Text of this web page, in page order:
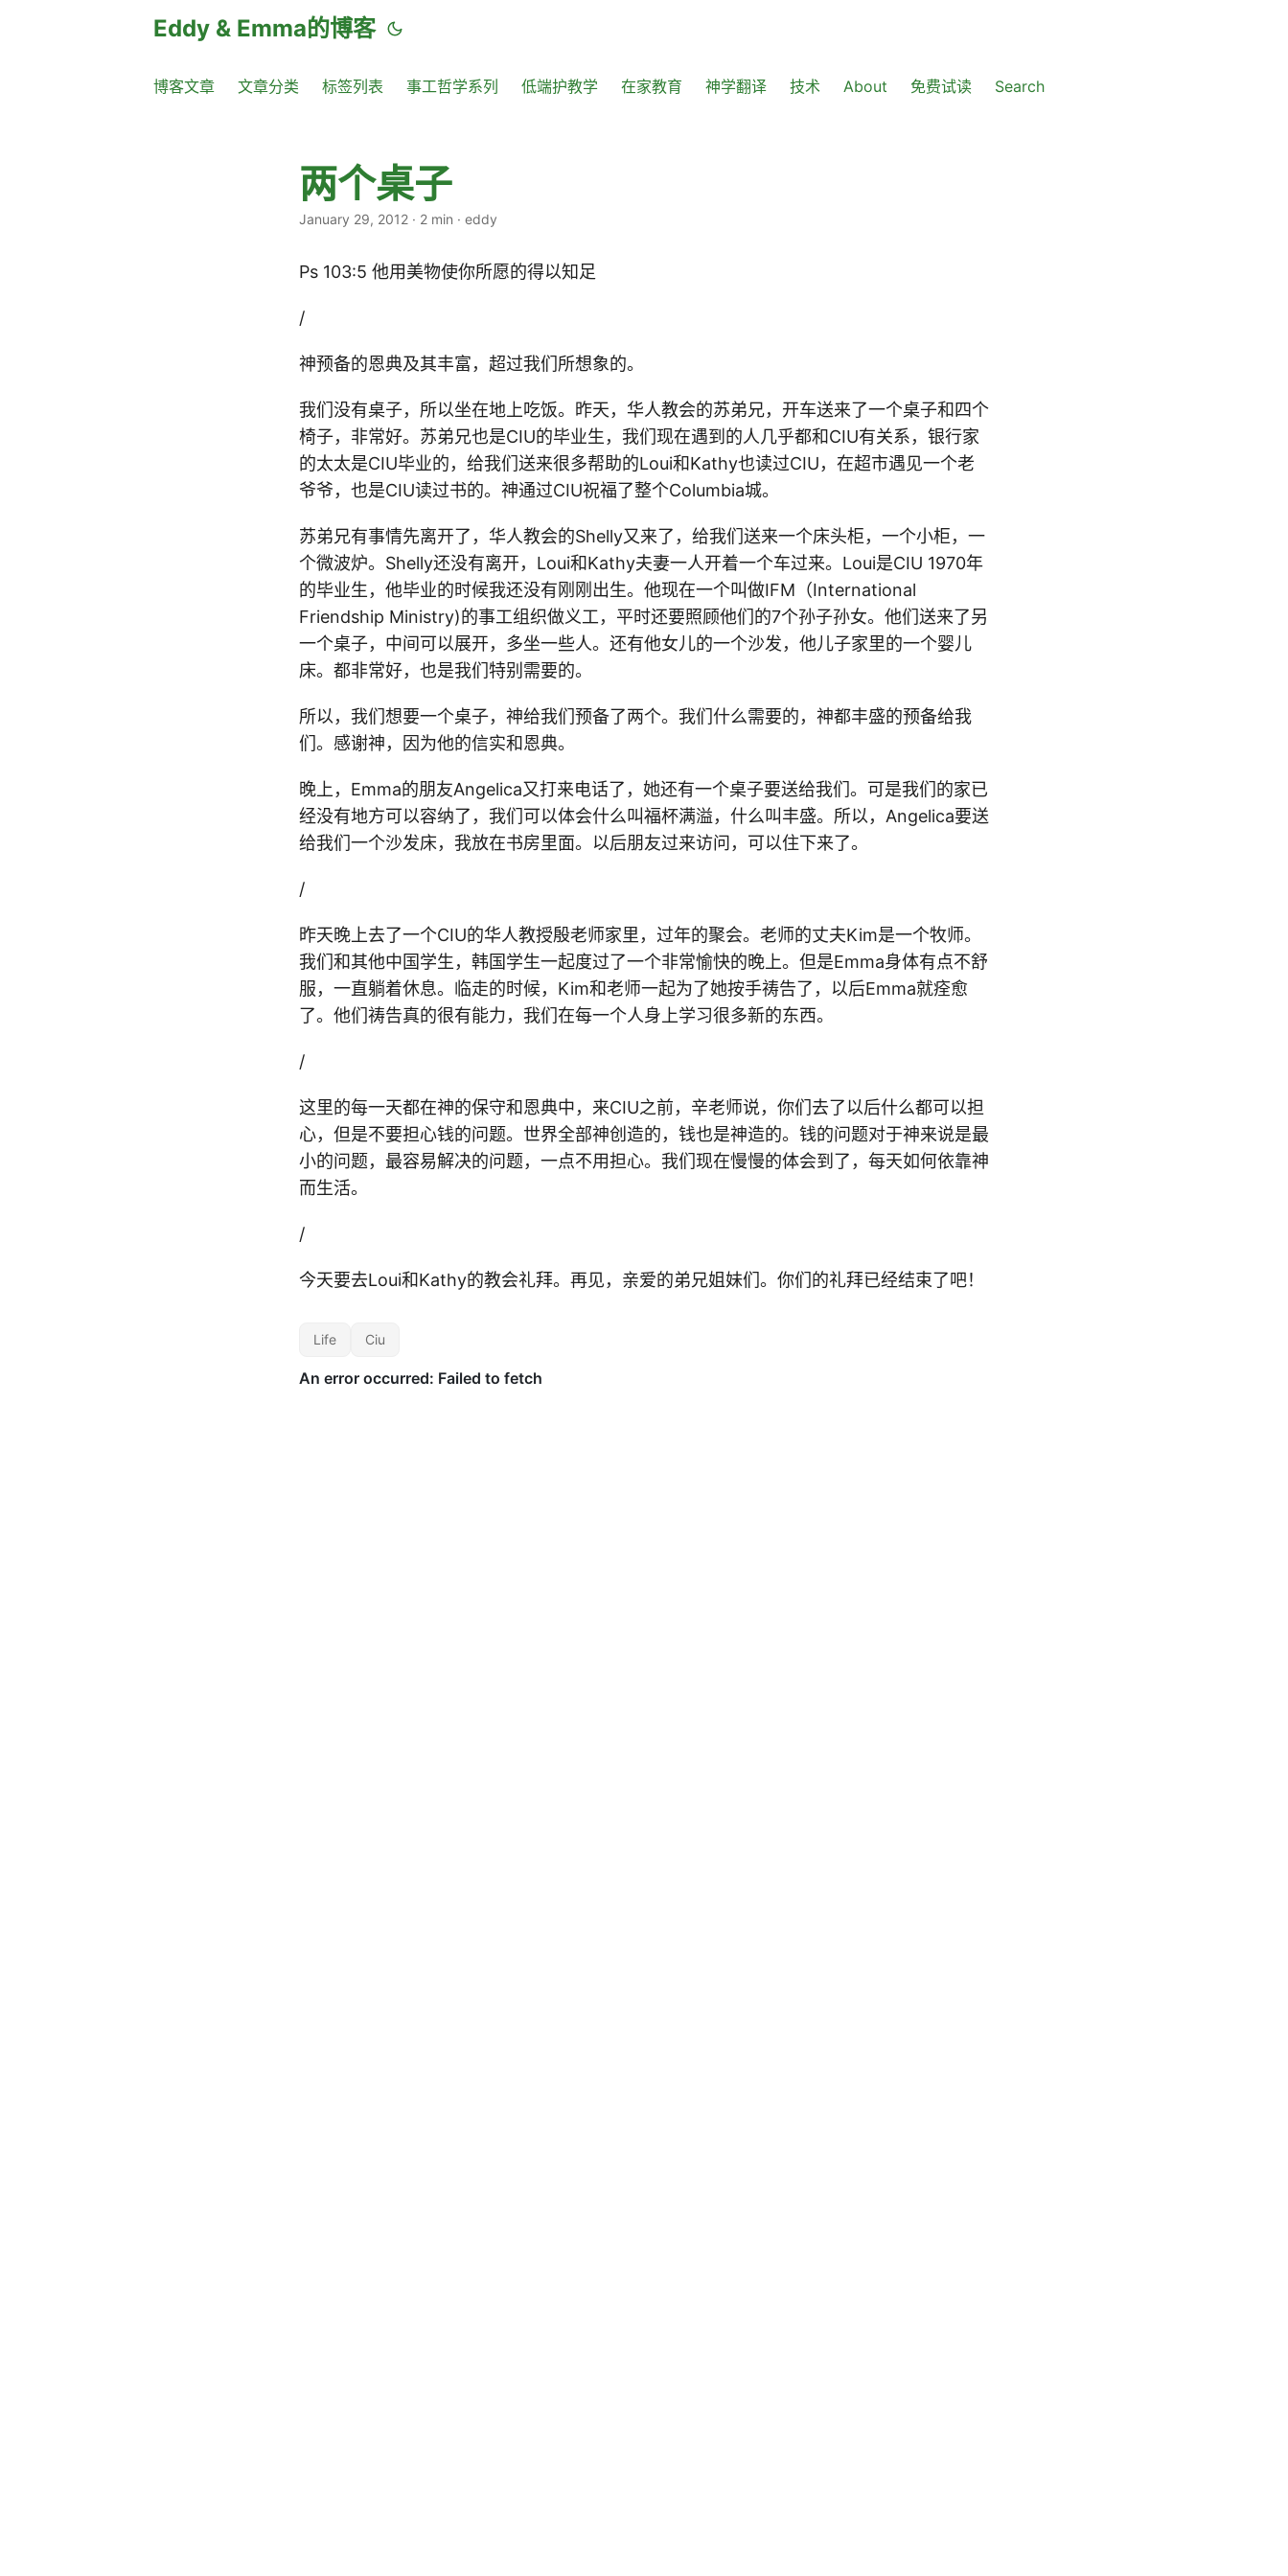
Eddy & Emma的博客
博客文章 文章分类 标签列表 事工哲学系列 低端护教学 在家教育 神学翻译 技术 About 免费试读 Search
两个桌子
January 29, 2012 · 2 min · eddy
Ps 103:5 他用美物使你所愿的得以知足
/
神预备的恩典及其丰富，超过我们所想象的。
我们没有桌子，所以坐在地上吃饭。昨天，华人教会的苏弟兄，开车送来了一个桌子和四个
椅子，非常好。苏弟兄也是CIU的毕业生，我们现在遇到的人几乎都和CIU有关系，银行家
的太太是CIU毕业的，给我们送来很多帮助的Loui和Kathy也读过CIU，在超市遇见一个老
爷爷，也是CIU读过书的。神通过CIU祝福了整个Columbia城。
苏弟兄有事情先离开了，华人教会的Shelly又来了，给我们送来一个床头柜，一个小柜，一
个微波炉。Shelly还没有离开，Loui和Kathy夫妻一人开着一个车过来。Loui是CIU 1970年
的毕业生，他毕业的时候我还没有刚刚出生。他现在一个叫做IFM（International
Friendship Ministry)的事工组织做义工，平时还要照顾他们的7个孙子孙女。他们送来了另
一个桌子，中间可以展开，多坐一些人。还有他女儿的一个沙发，他儿子家里的一个婴儿
床。都非常好，也是我们特别需要的。
所以，我们想要一个桌子，神给我们预备了两个。我们什么需要的，神都丰盛的预备给我
们。感谢神，因为他的信实和恩典。
晚上，Emma的朋友Angelica又打来电话了，她还有一个桌子要送给我们。可是我们的家已
经没有地方可以容纳了，我们可以体会什么叫福杯满溢，什么叫丰盛。所以，Angelica要送
给我们一个沙发床，我放在书房里面。以后朋友过来访问，可以住下来了。
/
昨天晚上去了一个CIU的华人教授殷老师家里，过年的聚会。老师的丈夫Kim是一个牧师。
我们和其他中国学生，韩国学生一起度过了一个非常愉快的晚上。但是Emma身体有点不舒
服，一直躺着休息。临走的时候，Kim和老师一起为了她按手祷告了，以后Emma就痊愈
了。他们祷告真的很有能力，我们在每一个人身上学习很多新的东西。
/
这里的每一天都在神的保守和恩典中，来CIU之前，辛老师说，你们去了以后什么都可以担
心，但是不要担心钱的问题。世界全部神创造的，钱也是神造的。钱的问题对于神来说是最
小的问题，最容易解决的问题，一点不用担心。我们现在慢慢的体会到了，每天如何依靠神
而生活。
/
今天要去Loui和Kathy的教会礼拜。再见，亲爱的弟兄姐妹们。你们的礼拜已经结束了吧！
Life Ciu